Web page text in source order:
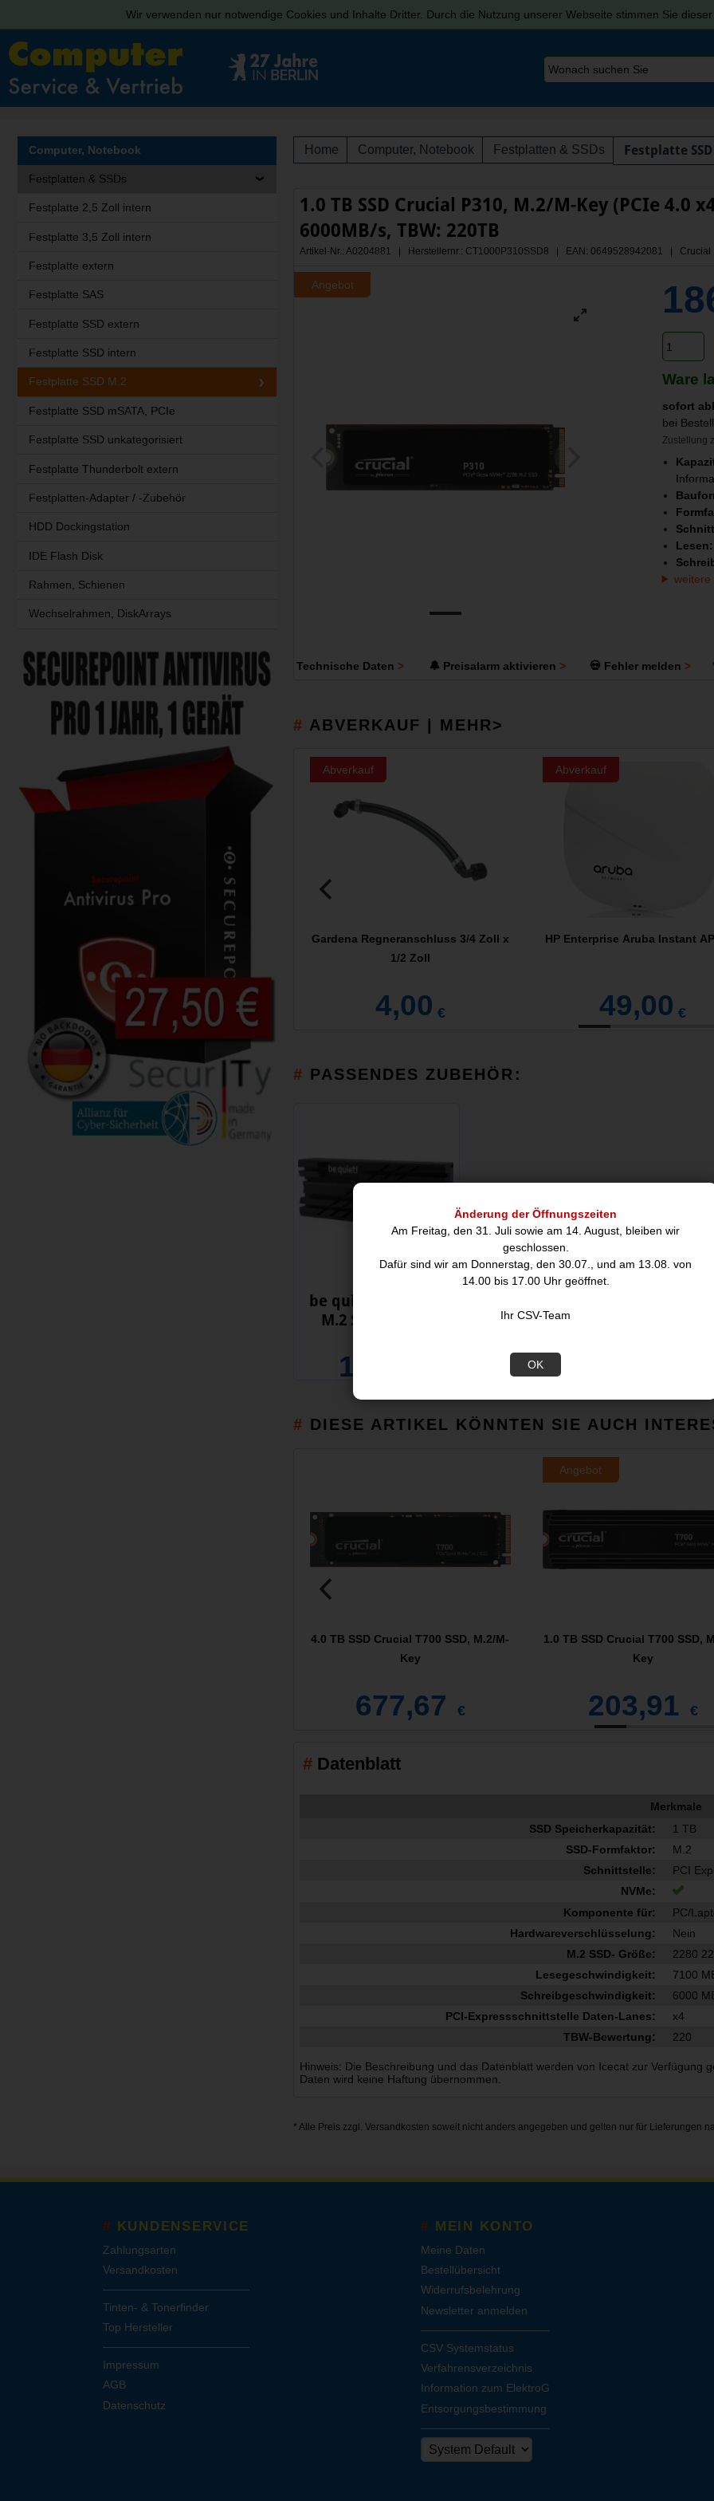
Wir verwenden nur notwendige Cookies und Inhalte Dritter. Durch die Nutzung unserer Webseite stimmen Sie dieser
Änderung der Öffnungszeiten
Am Freitag, den 31. Juli sowie am 14. August, bleiben wir
geschlossen.
Dafür sind wir am Donnerstag, den 30.07., und am 13.08. von
14.00 bis 17.00 Uhr geöffnet.
Ihr CSV-Team
OK
Home Computer, Notebook Festplatten & SSDs Festplatte
1.0 TB SSD Crucial P310, M.2/M-Key (PCIe 4.0
6000MB/s, TBW: 220TB
Artikel-Nr.: A0204881 | Herstellernr.: CT1000P310SSD8 | EAN: 0649528942081 | Crucial
Angebot
Ware
sofort
bei
Zustellung
Lesen:
weitere
Technische Daten 🔔 Preisalarm aktivieren 💀 Fehler melden
ABVERKAUF | MEHR>
Abverkauf
Gardena Regneranschluss 3/4 Zoll x
1/2 Zoll
4,00 €
Abverkauf
HP Enterprise Aruba Instant
49,00 €
PASSENDES ZUBEHÖR:
be quiet! MC1 Pro,
M.2 SSD-Kühler
17,58
DIESE ARTIKEL KÖNNTEN SIE AUCH
4.0 TB SSD Crucial T700 SSD, M.2/M-
Key
677,67 €
Angebot
1.0 TB SSD Crucial T700 SSD,
Key
203,91 €
Datenblatt
Merkmale
SSD Speicherkapazität:
1 TB
SSD-Formfaktor:
M.2
Schnittstelle:
PCI
NVMe:
Komponente für:
PC/
Hardwareverschlüsselung:
Nein
M.2 SSD- Größe:
2280
Lesegeschwindigkeit:
7100
Schreibgeschwindigkeit:
6000
PCI-Expressschnittstelle Daten-Lanes:
x4
TBW-Bewertung:
220
Hinweis: Die Beschreibung und das Datenblatt werden von Icecat zur Verfügung
Daten wird keine Haftung übernommen.
* Alle Preis zzgl.Versandkosten soweit nicht anders angegeben und gelten nur für Lieferungen
Computer, Notebook
Festplatten & SSDs
Festplatte 2,5 Zoll intern
Festplatte 3,5 Zoll intern
Festplatte extern
Festplatte SAS
Festplatte SSD extern
Festplatte SSD intern
Festplatte SSD M.2
Festplatte SSD mSATA, PCIe
Festplatte SSD unkategorisiert
Festplatte Thunderbolt extern
Festplatten-Adapter / -Zubehör
HDD Dockingstation
IDE Flash Disk
Rahmen, Schienen
Wechselrahmen, DiskArrays
KUNDENSERVICE
Zahlungsarten
Versandkosten
Tinten- & Tonerfinder
Top Hersteller
Impressum
AGB
Datenschutz
MEIN KONTO
Meine Daten
Bestellübersicht
Widerrufsbelehrung
Newsletter anmelden
CSV Systemstatus
Verfahrensverzeichnis
Information zum ElektroG
Entsorgungsbestimmung